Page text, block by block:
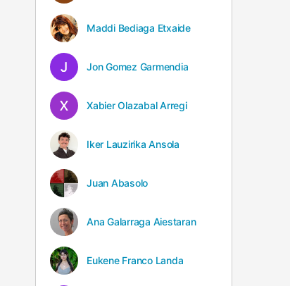
Maddi Bediaga Etxaide
Jon Gomez Garmendia
Xabier Olazabal Arregi
Iker Lauzirika Ansola
Juan Abasolo
Ana Galarraga Aiestaran
Eukene Franco Landa